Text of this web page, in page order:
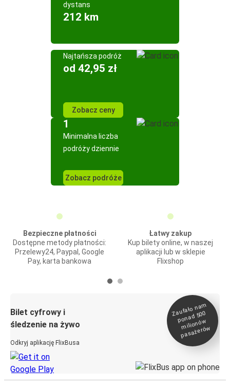
dystans
212 km
Najtańsza podróż
od 42,95 zł
Zobacz ceny
1
Minimalna liczba
podróży dziennie
Zobacz podróże
Bezpieczne płatności
Dostępne metody płatności:
Przelewy24, Paypal, Google
Pay, karta bankowa
Łatwy zakup
Kup bilety online, w naszej
aplikacji lub w sklepie
Flixshop
Bilet cyfrowy i
śledzenie na żywo
Odkryj aplikację FlixBusa
Zaufało na
m
ponad 500
milionó
w
pasażeró
w